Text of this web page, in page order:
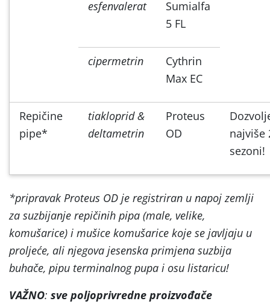
esfenvalerat
Sumialfa
5 FL
cipermetrin
Cythrin
Max EC
Repičine
pipe*
tiakloprid &
deltametrin
Proteus
OD
najviše
sezoni!
*pripravak Proteus OD je registriran u napoj zemlji
za suzbijanje repičinih pipa (male, velike,
komušarice) i mušice komušarice koje se javljaju u
proljeće, ali njegova jesenska primjena suzbija
buhače, pipu terminalnog pupa i osu listaricu!
VAŽNO: sve poljoprivredne proizvođače